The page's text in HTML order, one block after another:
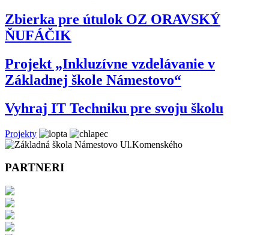
Zbierka pre útulok OZ ORAVSKÝ
ŇUFÁČIK
Projekt „Inkluzívne vzdelávanie v
Základnej škole Námestovo“
Vyhraj IT Techniku pre svoju školu
Projekty
PARTNERI